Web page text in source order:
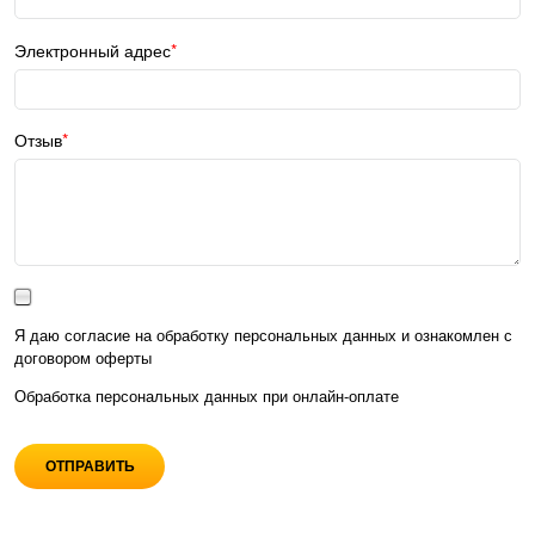
Электронный адрес
Отзыв
Я даю согласие на обработку персональных данных и ознакомлен с
договором оферты
Обработка персональных данных при онлайн-оплате